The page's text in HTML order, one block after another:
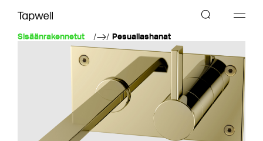
Sisäänrakennetut Pesuallashanat